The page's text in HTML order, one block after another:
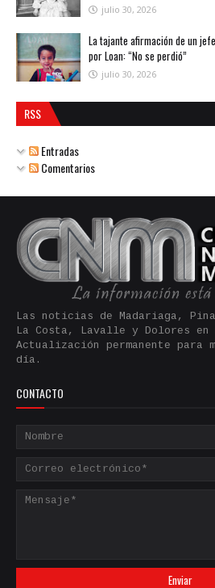
julio 30, 2026
La tajante afirmación de un
por Loan: “No se perdió”
julio 30, 2026
RSS
Entradas
Comentarios
Las noticias de Madariaga,
La Costa, Lavalle y Dolores
Actualización permanente
día.
CONTACTO